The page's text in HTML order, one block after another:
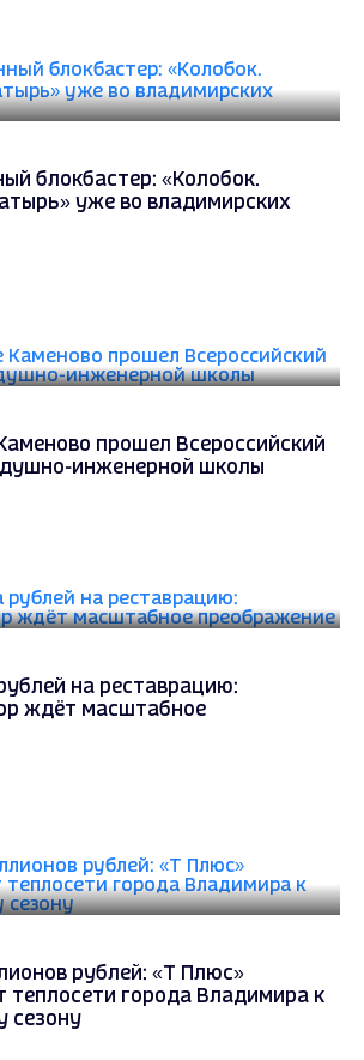
блокбастер: «Колобок.
уже во владимирских
прошел Всероссийский
инженерной школы
на реставрацию:
ждёт масштабное
рублей: «Т Плюс»
теплосети города Владимира к
сезону